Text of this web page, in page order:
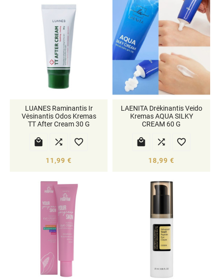
LUANES Raminantis Ir
Vėsinantis Odos Kremas
TT After Cream 30 G
  
11,99 €
LAENITA Drėkinantis Veido
Kremas AQUA SILKY
CREAM 60 G
  
18,99 €